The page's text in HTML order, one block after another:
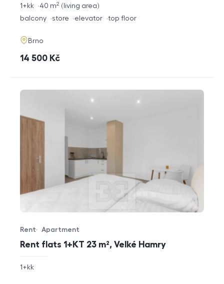
rozměry
1+kk living area
40 m2
funkce
balcony store elevator top floor
adresa
Brno
cena
14 500 Kč
Rent flats 1+KT 23 m², Velké Hamry
Offer type
Rent
Property type
Apartment
rozměry
1+kk